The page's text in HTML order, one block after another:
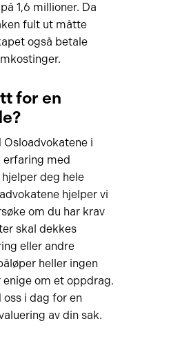
1,6 millioner. Da
fult ut måtte
også betale
for en
i
erfaring med
deg hele
hjelper vi
om du har krav
skal dekkes
eller andre
heller ingen
om et oppdrag.
i dag for en
av din sak.